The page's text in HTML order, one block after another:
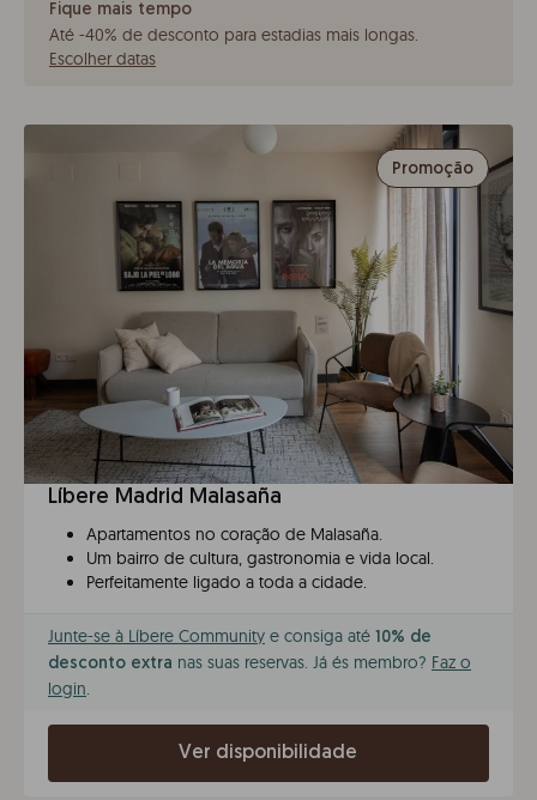
Fique mais tempo
Até -40% de desconto para estadias mais longas.
Escolher datas
Promoção
Líbere Madrid Malasaña
Apartamentos no coração de Malasaña.
Um bairro de cultura, gastronomia e vida local.
Perfeitamente ligado a toda a cidade.
Junte-se à Líbere Community e consiga até 10% de
desconto extra nas suas reservas. Já és membro? Faz o
login.
Ver disponibilidade